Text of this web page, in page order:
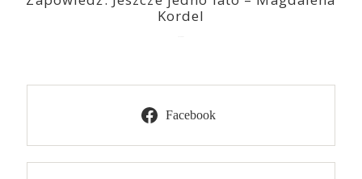
Kordel
Facebook